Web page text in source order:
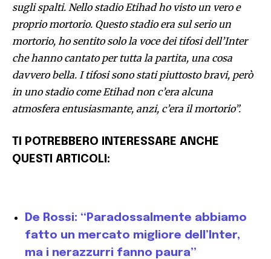
sugli spalti. Nello stadio Etihad ho visto un vero e
proprio mortorio. Questo stadio era sul serio un
mortorio, ho sentito solo la voce dei tifosi dell’Inter
che hanno cantato per tutta la partita, una cosa
davvero bella. I tifosi sono stati piuttosto bravi, però
in uno stadio come Etihad non c’era alcuna
atmosfera entusiasmante, anzi, c’era il mortorio”.
TI POTREBBERO INTERESSARE ANCHE
QUESTI ARTICOLI:
De Rossi: “Paradossalmente abbiamo
fatto un mercato migliore dell’Inter,
ma i nerazzurri fanno paura”